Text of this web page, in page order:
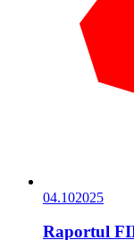
04.102025
Raportul